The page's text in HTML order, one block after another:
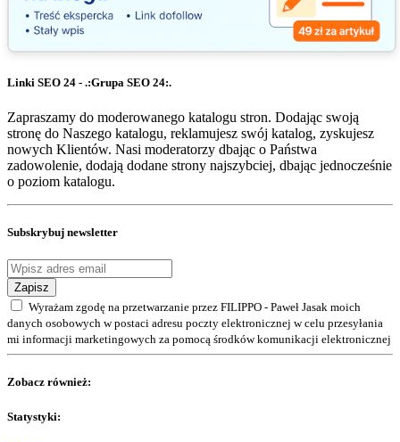
Linki SEO 24 - .:Grupa SEO 24:.
Zapraszamy do moderowanego katalogu stron. Dodając swoją
stronę do Naszego katalogu, reklamujesz swój katalog, zyskujesz
nowych Klientów. Nasi moderatorzy dbając o Państwa
zadowolenie, dodają dodane strony najszybciej, dbając jednocześnie
o poziom katalogu.
Subskrybuj newsletter
Zapisz
Wyrażam zgodę na przetwarzanie przez FILIPPO - Paweł Jasak moich
danych osobowych w postaci adresu poczty elektronicznej w celu przesyłania
mi informacji marketingowych za pomocą środków komunikacji elektronicznej
Zobacz również:
Statystyki: